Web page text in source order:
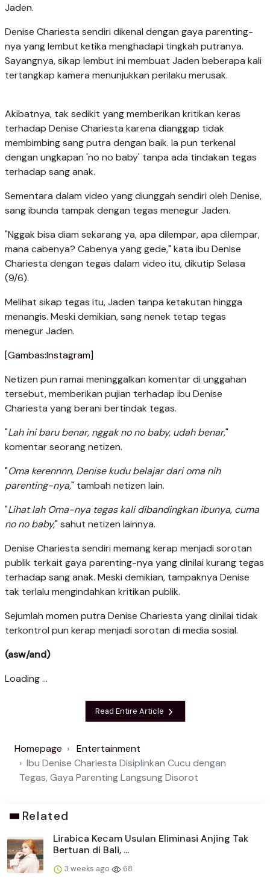
Jaden.
Denise Chariesta sendiri dikenal dengan gaya parenting-
nya yang lembut ketika menghadapi tingkah putranya.
Sayangnya, sikap lembut ini membuat Jaden beberapa kali
tertangkap kamera menunjukkan perilaku merusak.
Akibatnya, tak sedikit yang memberikan kritikan keras
terhadap Denise Chariesta karena dianggap tidak
membimbing sang putra dengan baik. Ia pun terkenal
dengan ungkapan 'no no baby' tanpa ada tindakan tegas
terhadap sang anak.
Sementara dalam video yang diunggah sendiri oleh Denise,
sang ibunda tampak dengan tegas menegur Jaden.
"Nggak bisa diam sekarang ya, apa dilempar, apa dilempar,
mana cabenya? Cabenya yang gede," kata ibu Denise
Chariesta dengan tegas dalam video itu, dikutip Selasa
(9/6).
Melihat sikap tegas itu, Jaden tanpa ketakutan hingga
menangis. Meski demikian, sang nenek tetap tegas
menegur Jaden.
[Gambas:Instagram]
Netizen pun ramai meninggalkan komentar di unggahan
tersebut, memberikan pujian terhadap ibu Denise
Chariesta yang berani bertindak tegas.
"Lah ini baru benar, nggak no no baby, udah benar,"
komentar seorang netizen.
"Oma kerennnn, Denise kudu belajar dari oma nih
parenting-nya," tambah netizen lain.
"Lihat lah Oma-nya tegas kali dibandingkan ibunya, cuma
no no baby," sahut netizen lainnya.
Denise Chariesta sendiri memang kerap menjadi sorotan
publik terkait gaya parenting-nya yang dinilai kurang tegas
terhadap sang anak. Meski demikian, tampaknya Denise
tak terlalu mengindahkan kritikan publik.
Sejumlah momen putra Denise Chariesta yang dinilai tidak
terkontrol pun kerap menjadi sorotan di media sosial.
(asw/and)
Loading ...
Read Entire Article
Homepage
Entertainment
Ibu Denise Chariesta Disiplinkan Cucu dengan
Tegas, Gaya Parenting Langsung Disorot
Related
Lirabica Kecam Usulan Eliminasi Anjing Tak
Bertuan di Bali, ...
3 weeks ago 68